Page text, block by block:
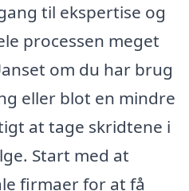
til ekspertise og
processen meget
om du har brug
eller blot en mindre
at tage skridtene i
Start med at
firmaer for at få